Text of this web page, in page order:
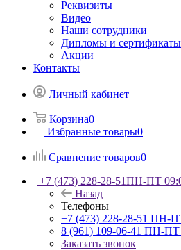
Реквизиты
Видео
Наши сотрудники
Дипломы и сертификаты
Акции
Контакты
Личный кабинет
Корзина0
Избранные товары0
Сравнение товаров0
+7 (473) 228-28-51ПН-ПТ
Назад
Телефоны
+7 (473) 228-28-51 ПН-
8 (961) 109-06-41 ПН-ПТ
Заказать звонок